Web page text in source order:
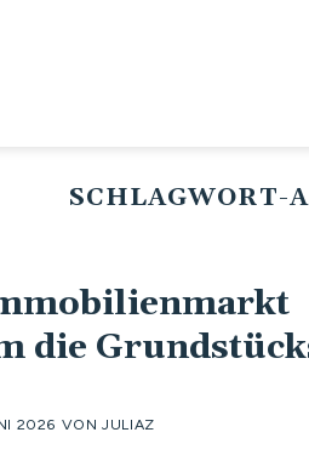
SCHLAGWORT-
die
2026 VONJULIAZ